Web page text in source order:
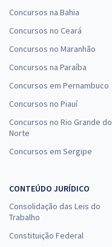
Concursos na Bahia
Concursos no Ceará
Concursos no Maranhão
Concursos na Paraíba
Concursos em Pernambuco
Concursos no Piauí
Concursos no Rio Grande do
Norte
Concursos em Sergipe
CONTEÚDO JURÍDICO
Consolidação das Leis do
Trabalho
Constituição Federal